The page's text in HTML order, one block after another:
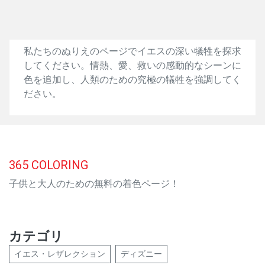
私たちのぬりえのページでイエスの深い犠牲を探求
してください。情熱、愛、救いの感動的なシーンに
色を追加し、人類のための究極の犠牲を強調してく
ださい。
365 COLORING
子供と大人のための無料の着色ページ！
カテゴリ
イエス・レザレクション ディズニー